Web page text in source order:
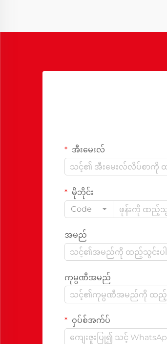
အီးမေးလ်
မိုဘိုင်း
Code
အမည်
ကုမ္ပဏီအမည်
ဝှပ်စ်အက်ပ်